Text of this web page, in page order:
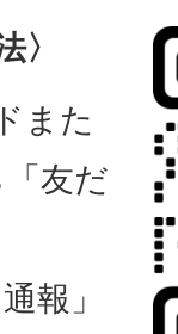
〉
また
友だ
報」